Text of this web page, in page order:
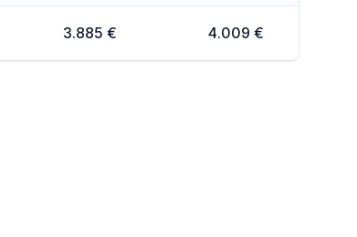
3.885 € 4.009 €